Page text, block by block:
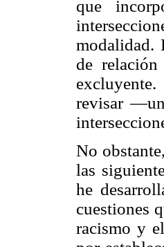
que
modalidad.
de
revisar
No
las
he
cuestiones
racismo y